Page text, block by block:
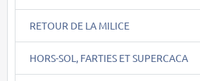
RETOUR DE LA MILICE
HORS-SOL, FARTIES ET SUPERCACA